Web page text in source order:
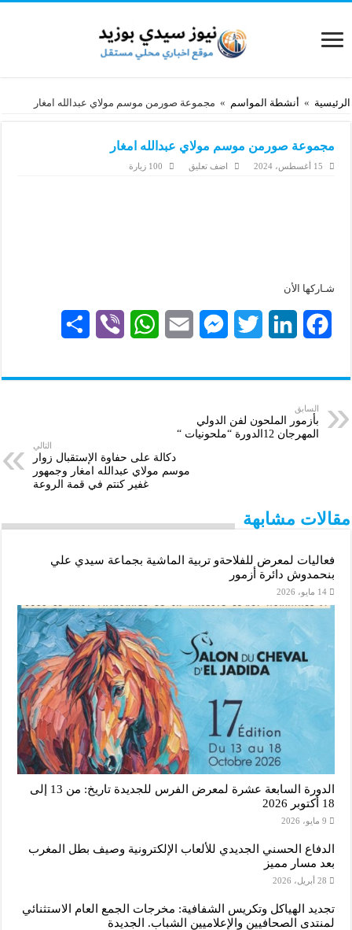
الرئيسية » أنشطة المواسم » مجموعة صورمن موسم مولاي عبدالله امغار
مجموعة صورمن موسم مولاي عبدالله امغار
15 أغسطس، 2024 اضف تعليق 100 زيارة
شـاركها الأن
c
e
b
k
n
e
n
i
M
s
e
e
a
W
a
A
p
p
b
a
السابق
بأزمور الملحون لفن الدولي
المهرجان 12الدورة “ملحونيات “
التالي
دكالة على حفاوة الإستقبال زوار
موسم مولاي عبدالله امغار وجمهور
غفير كنتم في قمة الروعة
مقالات مشابهة
فعاليات لمعرض للفلاحةو تربية الماشية بجماعة سيدي علي
بنحمدوش دائرة أزمور
14 مايو، 2026
الدورة السابعة عشرة لمعرض الفرس للجديدة تاريخ: من 13 إلى
18 أكتوبر 2026
9 مايو، 2026
الدفاع الحسني الجديدي للألعاب الإلكترونية وصيف بطل المغرب
بعد مسار مميز
28 أبريل، 2026
تجديد الهياكل وتكريس الشفافية: مخرجات الجمع العام الاستثنائي
لمنتدى الصحافيين والإعلاميين الشباب. الجديدة